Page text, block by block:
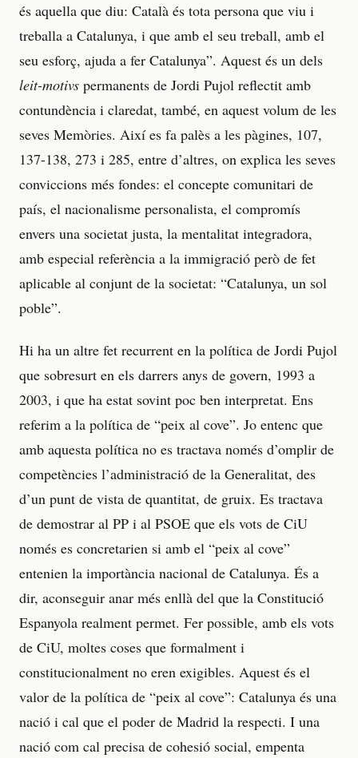
és aquella que diu: Català és tota persona que viu i
treballa a Catalunya, i que amb el seu treball, amb el
seu esforç, ajuda a fer Catalunya”. Aquest és un dels
leit-motivs permanents de Jordi Pujol reflectit amb
contundència i claredat, també, en aquest volum de les
seves Memòries. Així es fa palès a les pàgines, 107,
137-138, 273 i 285, entre d’altres, on explica les seves
conviccions més fondes: el concepte comunitari de
país, el nacionalisme personalista, el compromís
envers una societat justa, la mentalitat integradora,
amb especial referència a la immigració però de fet
aplicable al conjunt de la societat: “Catalunya, un sol
poble”.
Hi ha un altre fet recurrent en la política de Jordi Pujol
que sobresurt en els darrers anys de govern, 1993 a
2003, i que ha estat sovint poc ben interpretat. Ens
referim a la política de “peix al cove”. Jo entenc que
amb aquesta política no es tractava només d’omplir de
competències l’administració de la Generalitat, des
d’un punt de vista de quantitat, de gruix. Es tractava
de demostrar al PP i al PSOE que els vots de CiU
només es concretarien si amb el “peix al cove”
entenien la importància nacional de Catalunya. És a
dir, aconseguir anar més enllà del que la Constitució
Espanyola realment permet. Fer possible, amb els vots
de CiU, moltes coses que formalment i
constitucionalment no eren exigibles. Aquest és el
valor de la política de “peix al cove”: Catalunya és una
nació i cal que el poder de Madrid la respecti. I una
nació com cal precisa de cohesió social, empenta